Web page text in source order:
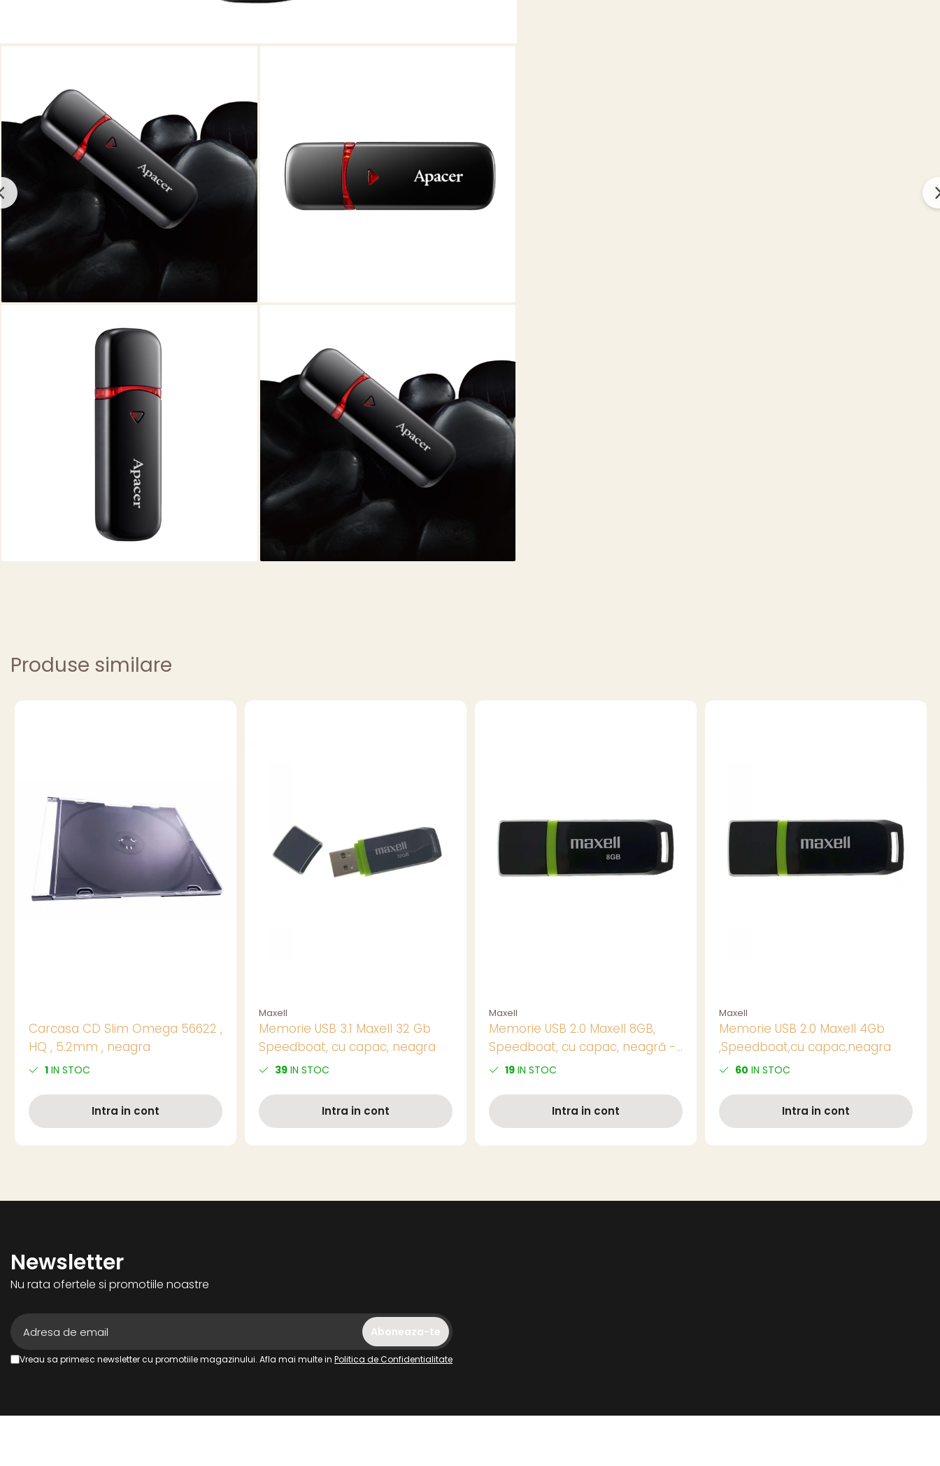
Produse similare
Carcasa CD Slim Omega 56622 ,
HQ , 5.2mm , neagra
1 IN STOC
Intra in cont
Maxell
Memorie USB 3.1 Maxell 32 Gb
Speedboat, cu capac, neagra
39 IN STOC
Intra in cont
Maxell
Memorie USB 2.0 Maxell 8GB,
Speedboat, cu capac, neagră -
Soluție Practică pentru Stocare
19 IN STOC
Intra in cont
Maxell
Memorie USB 2.0 Maxell 4Gb
,Speedboat,cu capac,neagra
60 IN STOC
Intra in cont
Newsletter
Nu rata ofertele si promotiile noastre
Vreau sa primesc newsletter cu promotiile magazinului. Afla mai multe in Politica de Confidentialitate